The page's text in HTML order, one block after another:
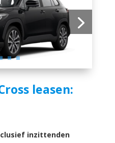
leasen:
inzittenden